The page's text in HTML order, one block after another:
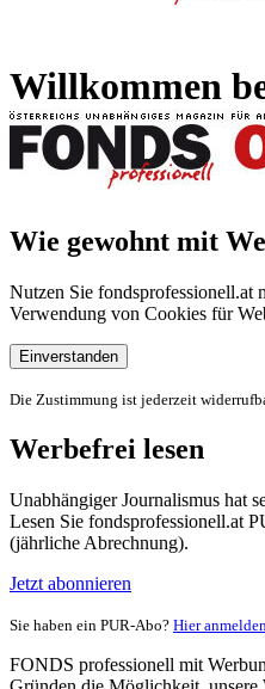
Willkommen
Wie gewohnt mit
Nutzen Sie fondsprofessionell.at
Verwendung von Cookies für
Einverstanden
Die Zustimmung ist jederzeit
Werbefrei lesen
Unabhängiger Journalismus hat
Lesen Sie fondsprofessionell.at
(jährliche Abrechnung).
Jetzt abonnieren
Sie haben ein PUR-Abo? Hier anmelden.
FONDS professionell mit